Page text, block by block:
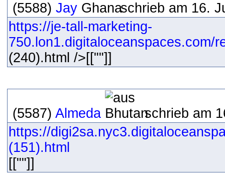
(5588) Jay
schrieb am 16.
https://je-tall-marketing-
750.lon1.digitaloceanspaces.com/
(240).html />[[""]]
(5587) Almeda
schrieb am
https://
(151).html
[[""]]